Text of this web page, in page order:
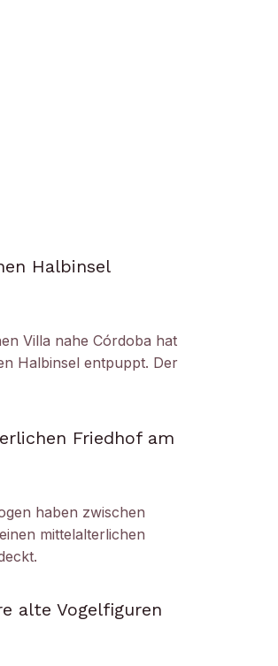
Halbinsel
Villa nahe Córdoba hat
Halbinsel entpuppt. Der
Friedhof am
haben zwischen
mittelalterlichen
alte Vogelfiguren